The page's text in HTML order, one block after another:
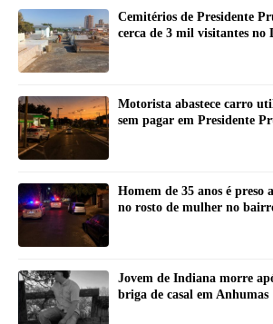
Cemitérios de Presidente
cerca de 3 mil visitantes no
Motorista abastece carro
sem pagar em Presidente
Homem de 35 anos é preso
no rosto de mulher no
Jovem de Indiana morre
briga de casal em Anhumas